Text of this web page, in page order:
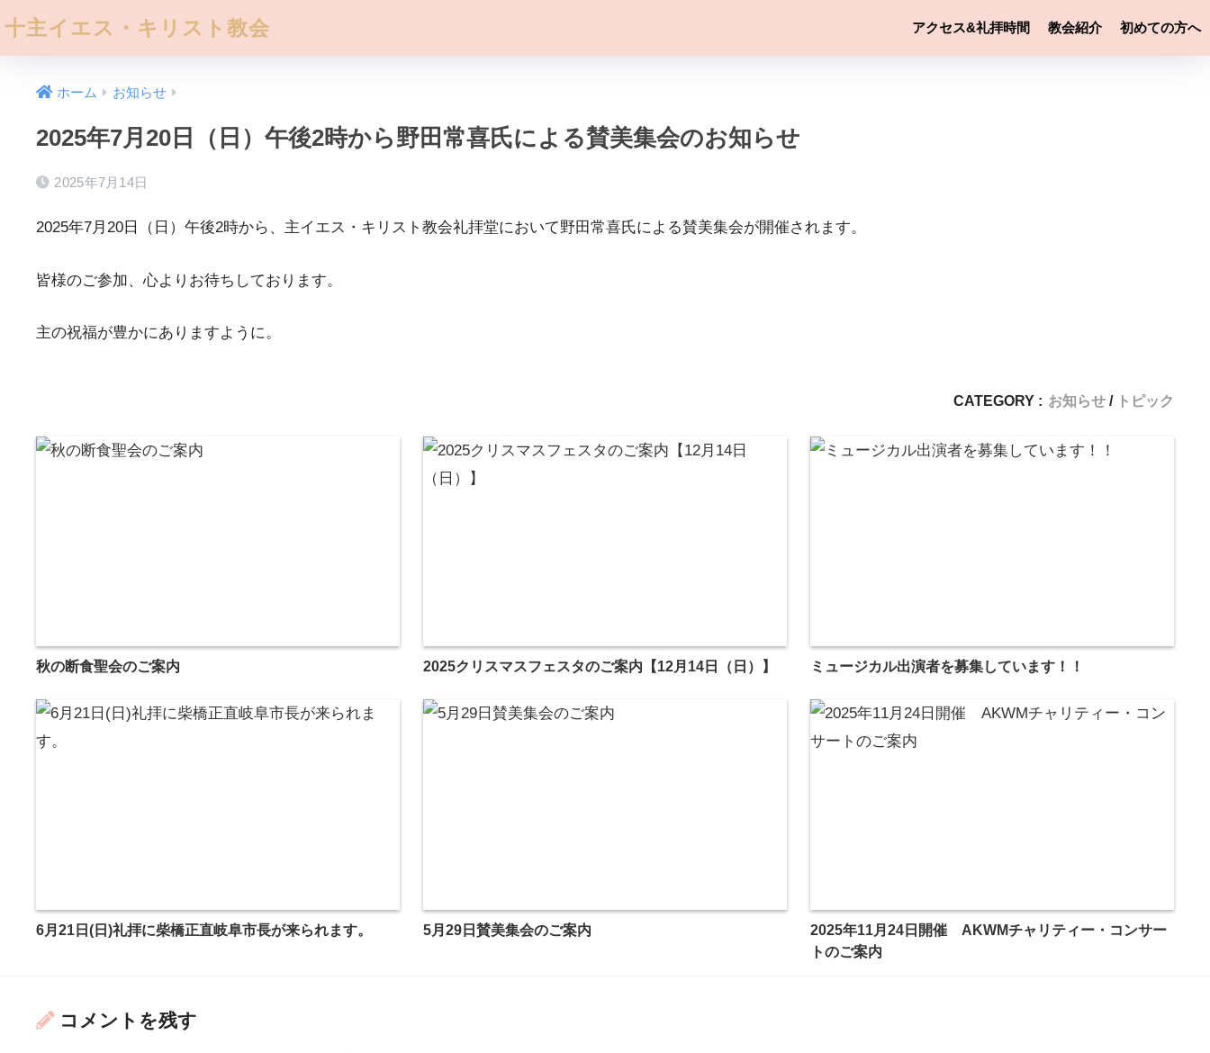
十主イエス・キリスト教会 アクセス&礼拝時間 教会紹介 初めての方へ
ホーム お知らせ
2025年7月20日（日）午後2時から野田常喜氏による賛美集会のお知らせ
2025年7月14日
2025年7月20日（日）午後2時から、主イエス・キリスト教会礼拝堂において野田常喜氏による賛美集会が開催されます。
皆様のご参加、心よりお待ちしております。
主の祝福が豊かにありますように。
CATEGORY : お知らせ トピック
秋の断食聖会のご案内 2025クリスマスフェスタのご案内【12月14日（日）】 ミュージカル出演者を募集しています！！
6月21日(日)礼拝に柴橋正直岐阜市長が来られます。 5月29日賛美集会のご案内
2025年11月24日開催 AKWMチャリティー・コンサー
トのご案内
コメントを残す